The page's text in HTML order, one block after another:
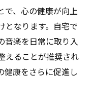
で、心の健康が向上
となります。自宅で
音楽を日常に取り入
えることが推奨され
健康をさらに促進し